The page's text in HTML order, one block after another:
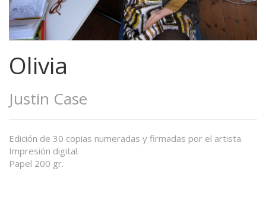
Olivia
Justin Case
Edición de 30 copias numeradas y firmadas por el artista.
Impresión digital.
Papel 200 gr.